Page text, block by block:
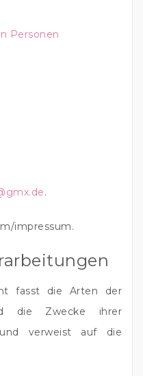
Personen
.
impressum.
fasst die Arten der
die Zwecke ihrer
verweist auf die